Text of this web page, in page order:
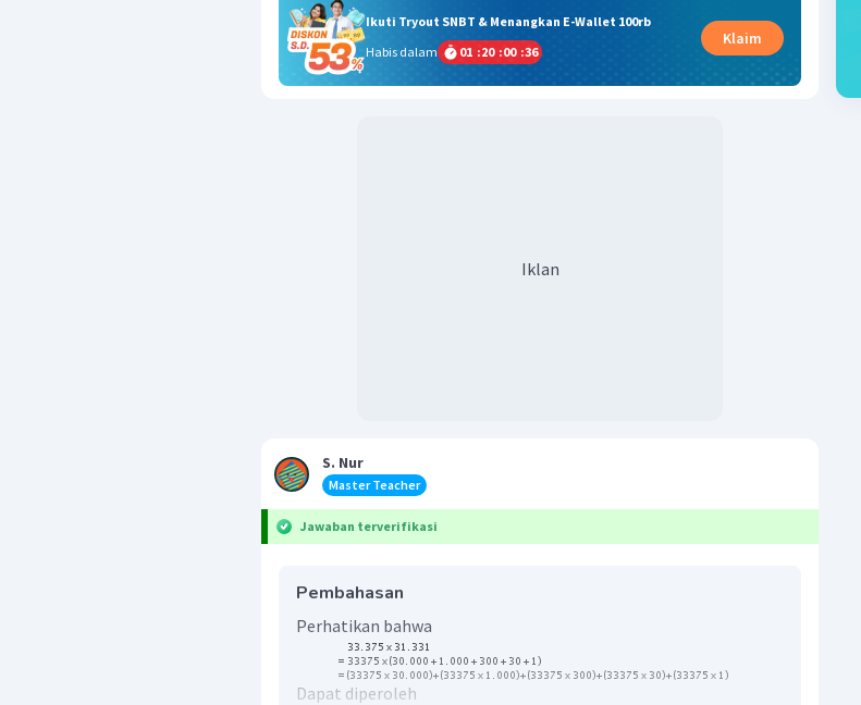
Ikuti Tryout SNBT & Menangkan E-Wallet 100rb
Habis dalam
01 :20 :00 :36
Klaim
Iklan
S. Nur
Master Teacher
Jawaban terverifikasi
Pembahasan
Perhatikan bahwa
Dapat diperoleh